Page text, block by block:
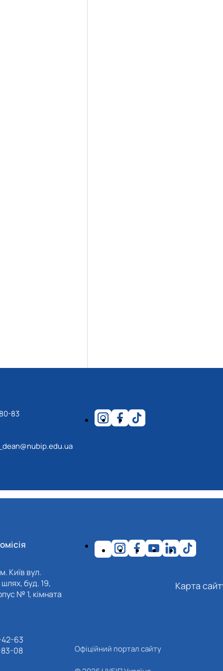
83
Київ вул.
шлях, буд. 19,
№ 1, кімната
63
08
Карта
Офіційний портал сайту